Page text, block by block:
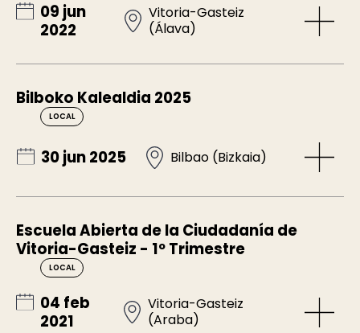
09 jun
2022
Vitoria-Gasteiz
(Álava)
Bilboko Kalealdia 2025
LOCAL
30 jun 2025 Bilbao (Bizkaia)
Escuela Abierta de la Ciudadanía de
Vitoria-Gasteiz - 1º Trimestre
LOCAL
04 feb
2021
Vitoria-Gasteiz
(Araba)